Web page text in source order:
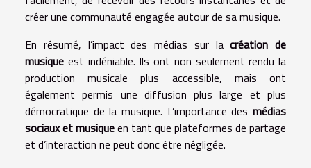
créer une communauté engagée autour de sa musique.
En résumé, l’impact des médias sur lacréation de
musique est indéniable. Ils ont non seulement rendu la
production musicale plus accessible, mais ont
également permis une diffusion plus large et plus
démocratique de la musique. L’importance des médias
sociaux et musiqueen tant que plateformes de partage
et d’interaction ne peut donc être négligée.